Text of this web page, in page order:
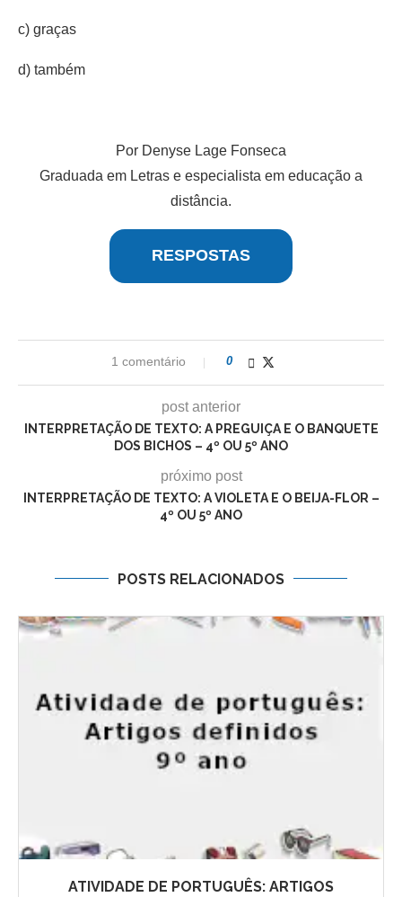
c) graças
d) também
Por Denyse Lage Fonseca
Graduada em Letras e especialista em educação a
distância.
RESPOSTAS
1 comentário 0
post anterior
INTERPRETAÇÃO DE TEXTO: A PREGUIÇA E O BANQUETE
DOS BICHOS – 4º OU 5º ANO
próximo post
INTERPRETAÇÃO DE TEXTO: A VIOLETA E O BEIJA-FLOR –
4º OU 5º ANO
POSTS RELACIONADOS
ATIVIDADE DE PORTUGUÊS: ARTIGOS